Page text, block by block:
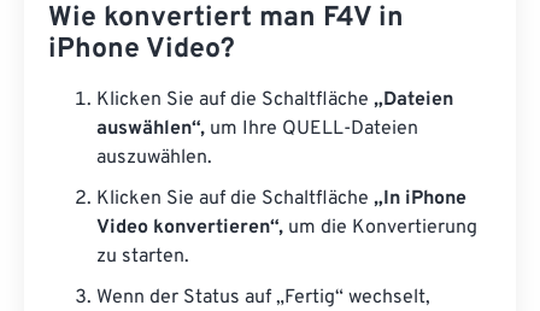
Wie konvertiert man F4V in
iPhone Video?
Klicken Sie auf die Schaltfläche „Dateien
auswählen“, um Ihre QUELL-Dateien
auszuwählen.
Klicken Sie auf die Schaltfläche „In iPhone
Video konvertieren“, um die Konvertierung
zu starten.
Wenn der Status auf „Fertig“ wechselt,